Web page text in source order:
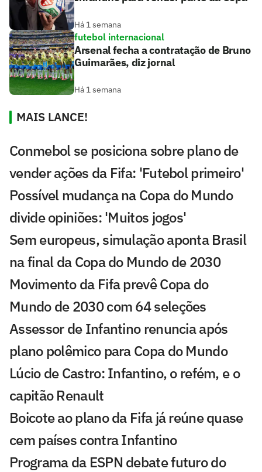
Há 1 semana
futebol internacional
Arsenal fecha a contratação de Bruno
Guimarães, diz jornal
Há 1 semana
MAIS LANCE!
Conmebol se posiciona sobre plano de
vender ações da Fifa: 'Futebol primeiro'
Possível mudança na Copa do Mundo
divide opiniões: 'Muitos jogos'
Sem europeus, simulação aponta Brasil
na final da Copa do Mundo de 2030
Movimento da Fifa prevê Copa do
Mundo de 2030 com 64 seleções
Assessor de Infantino renuncia após
plano polêmico para Copa do Mundo
Lúcio de Castro: Infantino, o refém, e o
capitão Renault
Boicote ao plano da Fifa já reúne quase
cem países contra Infantino
Programa da ESPN debate futuro do